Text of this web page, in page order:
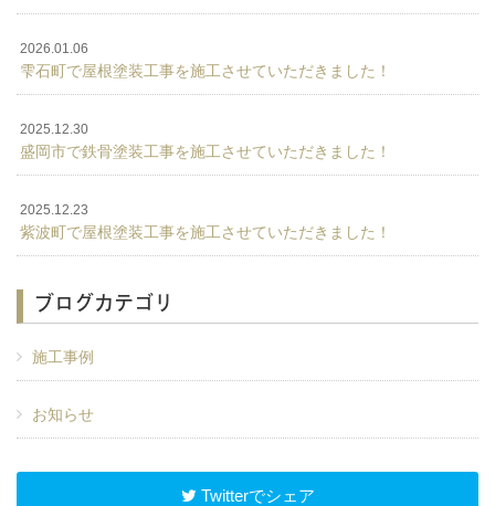
2026.01.06
雫石町で屋根塗装工事を施工させていただきました！
2025.12.30
盛岡市で鉄骨塗装工事を施工させていただきました！
2025.12.23
紫波町で屋根塗装工事を施工させていただきました！
ブログカテゴリ
施工事例
お知らせ
Twitterでシェア